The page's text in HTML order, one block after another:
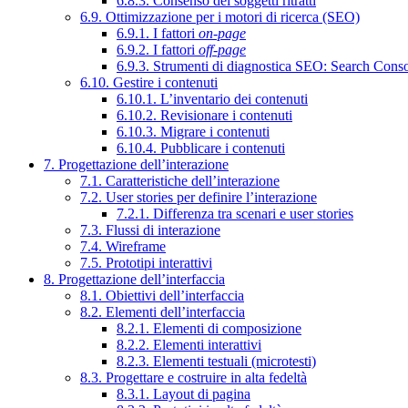
6.9. Ottimizzazione per i motori di ricerca (SEO)
6.9.1. I fattori on-page
6.9.2. I fattori off-page
6.9.3. Strumenti di diagnostica SEO: Search
6.10. Gestire i contenuti
6.10.1. L’inventario dei contenuti
6.10.2. Revisionare i contenuti
6.10.3. Migrare i contenuti
6.10.4. Pubblicare i contenuti
7. Progettazione dell’interazione
7.1. Caratteristiche dell’interazione
7.2. User stories per definire l’interazione
7.2.1. Differenza tra scenari e user stories
7.3. Flussi di interazione
7.4. Wireframe
7.5. Prototipi interattivi
8. Progettazione dell’interfaccia
8.1. Obiettivi dell’interfaccia
8.2. Elementi dell’interfaccia
8.2.1. Elementi di composizione
8.2.2. Elementi interattivi
8.2.3. Elementi testuali (microtesti)
8.3. Progettare e costruire in alta fedeltà
8.3.1. Layout di pagina